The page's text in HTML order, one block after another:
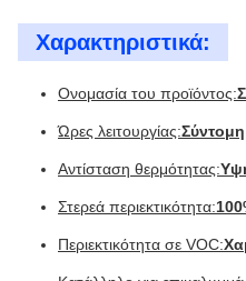
Χαρακτηριστικά:
Ονομασία του προϊόντος:
Ώρες λειτουργίας:Σύντομη
Αντίσταση θερμότητας:
Στερεά περιεκτικότητα:
Περιεκτικότητα σε VOC: